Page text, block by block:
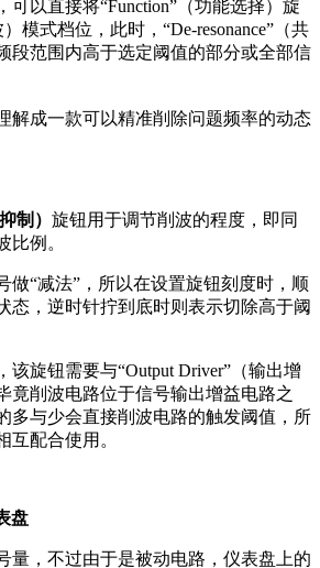
可以直接将“Function”（功能选择）旋
模式档位，此时，“De-resonance”（共
段范围内高于选定阈值的部分或全部信
解成一款可以精准削除问题频率的动态
制） 旋钮用于调节削波的程度，即同
比例。
做“减法”，所以在设置旋钮刻度时，顺
态，逆时针拧到底时则表示切除高于阈
该旋钮需要与“Output Driver”（输出增
竟削波电路位于信号输出增益电路之
多与少会直接削波电路的触发阈值，所
互配合使用。
盘
量，不过由于是被动电路，仪表盘上的